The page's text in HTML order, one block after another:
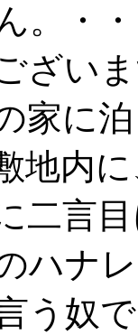
。・
ざい
家に
地内
二言
ハナ
う奴